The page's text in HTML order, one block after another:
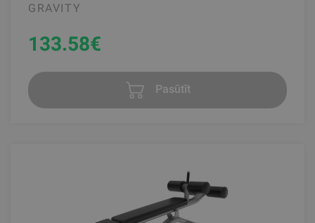
GRAVITY
133.58€
Pasūtīt